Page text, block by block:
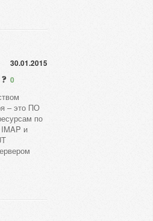
30.01.2015
0
– это ПО
по
и